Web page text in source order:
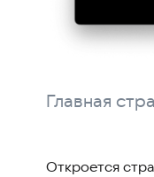
Главная
Откроется